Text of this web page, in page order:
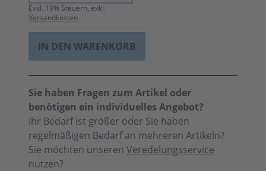
Exkl. 19% Steuern, exkl.
Versandkosten
IN DEN WARENKORB
Sie haben Fragen zum Artikel oder
benötigen ein individuelles Angebot?
Ihr Bedarf ist größer oder Sie haben
regelmäßigen Bedarf an mehreren Artikeln?
Sie möchten unseren Veredelungsservice
nutzen?